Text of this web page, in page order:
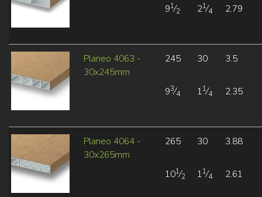
91⁄2 21⁄4 2.79
Planeo 4063 -
30x245mm
245
93⁄4
30
11⁄4
3.5
2.35
Planeo 4064 -
30x265mm
265
101⁄2
30
11⁄4
3.88
2.61